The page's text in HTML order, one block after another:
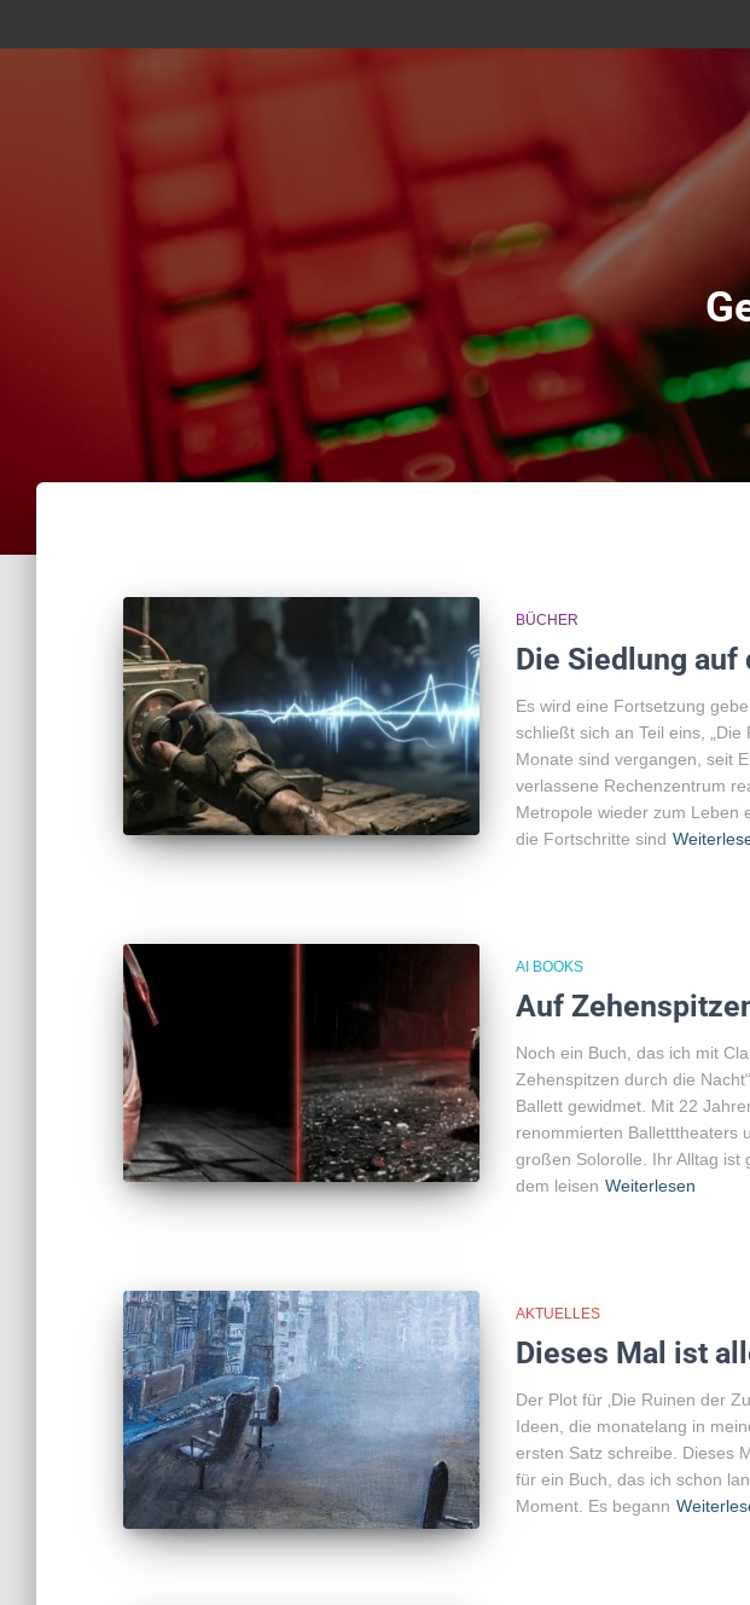
BÜCHER
Die Siedlung auf
Es wird eine Fortsetzung
schließt sich an Teil eins,
Monate sind vergangen, seit
verlassene Rechenzentrum
Metropole wieder zum Leben
die Fortschritte sind
AI BOOKS
Auf
Noch ein Buch, das ich mit
Zehenspitzen durch die
Ballett gewidmet. Mit 22
renommierten Balletttheaters
großen Solorolle. Ihr Alltag ist
dem leisen Weiterlesen
AKTUELLES
Dieses Mal ist
Der Plot für ‚Die Ruinen der
Ideen, die monatelang in
ersten Satz schreibe. Dieses
für ein Buch, das ich schon
Moment. Es begann